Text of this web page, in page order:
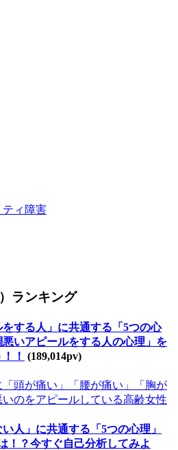
ティ障害
ランキング
をする人」に共通する「5つの心
いアピールをする人の心理」を
！ (189,014pv)
い人」に共通する「5つの心理」
！？今すぐ自己分析してみよ